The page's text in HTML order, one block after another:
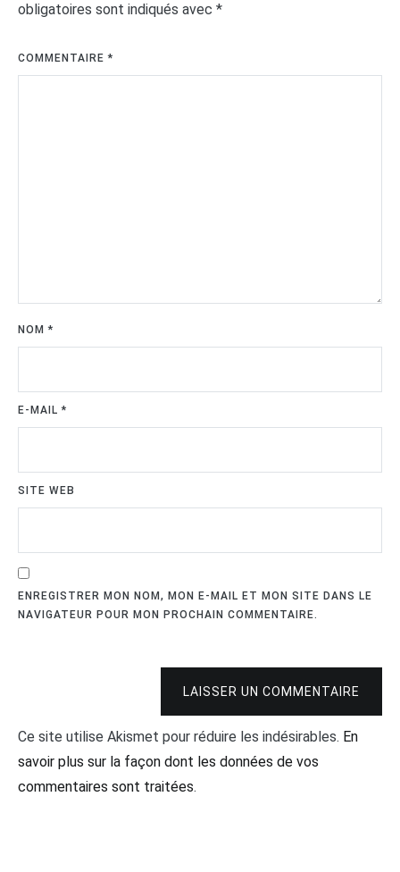
obligatoires sont indiqués avec *
COMMENTAIRE*
NOM*
E-MAIL*
SITE WEB
ENREGISTRER MON NOM, MON E-MAIL ET MON SITE DANS LE
NAVIGATEUR POUR MON PROCHAIN COMMENTAIRE.
LAISSER UN COMMENTAIRE
Ce site utilise Akismet pour réduire les indésirables. En
savoir plus sur la façon dont les données de vos
commentaires sont traitées.